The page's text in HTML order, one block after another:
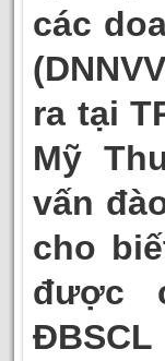
các
ra tại
Mỹ
vấn
cho
được